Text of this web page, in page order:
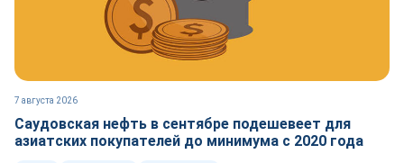
7 августа 2026
Саудовская нефть в сентябре подешевеет для
азиатских покупателей до минимума с 2020 года